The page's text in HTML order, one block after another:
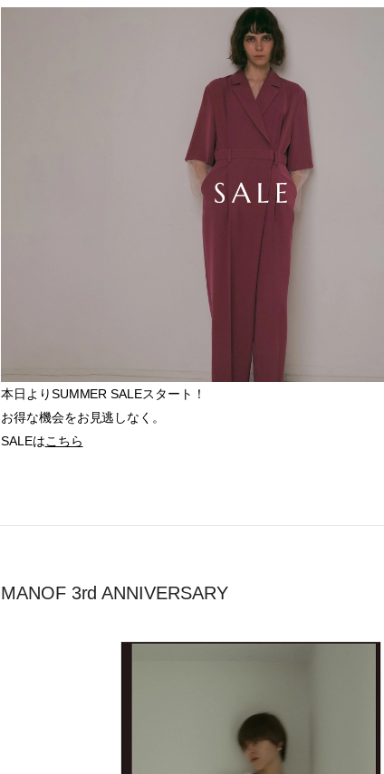
本日よりSUMMER SALEスタート！
お得な機会をお見逃しなく。
SALEはこちら
MANOF 3rd ANNIVERSARY